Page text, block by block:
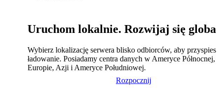
Uruchom lokalnie. Rozwijaj się
Wybierz lokalizację serwera blisko odbiorców, aby
ładowanie. Posiadamy centra danych w Ameryce Północnej,
Europie, Azji i Ameryce Południowej.
Rozpocznij